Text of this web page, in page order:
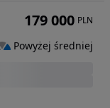
179 000 PLN
Powyżej średniej